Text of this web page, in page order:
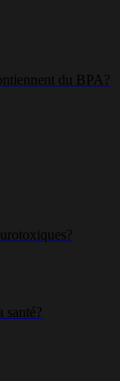
du BPA?
santé?